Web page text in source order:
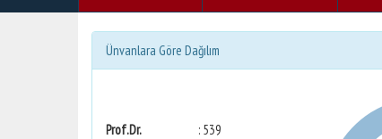
Ünvanlara Göre Dağılım
Prof.Dr.
: 539